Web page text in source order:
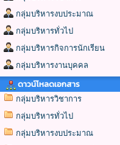
กลุ่มบริหารงบประมาณ
กลุ่มบริหารทั่วไป
กลุ่มบริหารกิจการนักเรียน
กลุ่มบริหารงานบุคคล
ดาวน์โหลดเอกสาร
กลุ่มบริหารวิชาการ
กลุ่มบริหารทั่วไป
กลุ่มบริหารงบประมาณ